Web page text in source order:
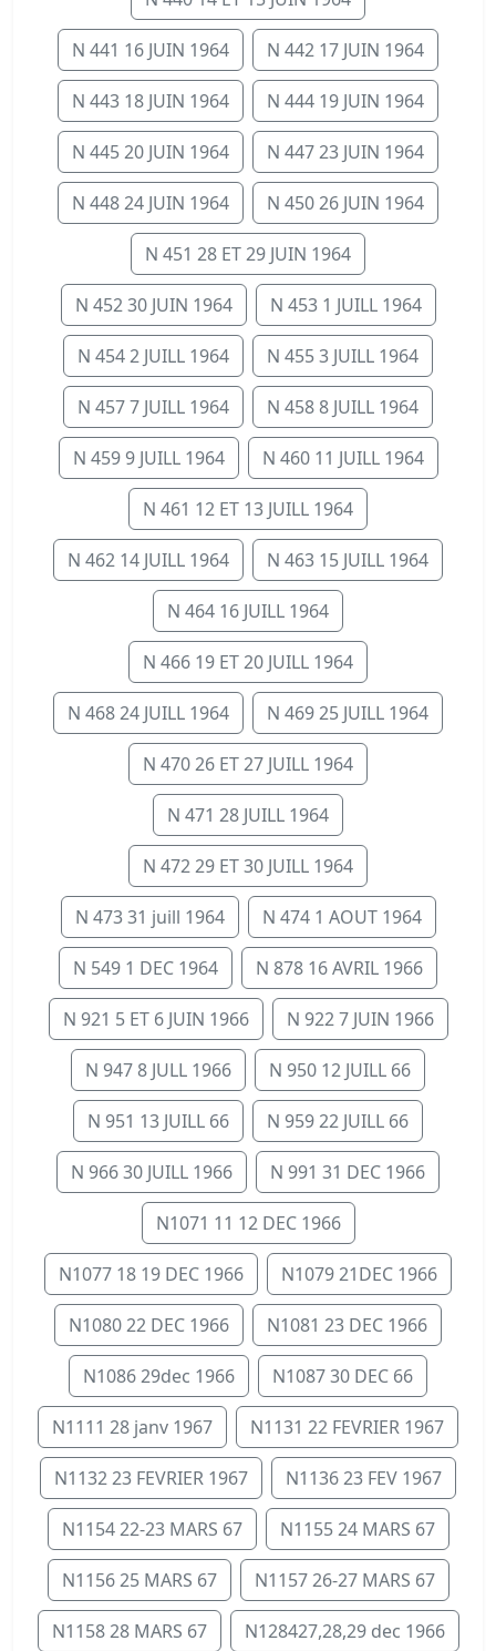
N 441 16 JUIN 1964 N 442 17 JUIN 1964
N 443 18 JUIN 1964 N 444 19 JUIN 1964
N 445 20 JUIN 1964 N 447 23 JUIN 1964
N 448 24 JUIN 1964 N 450 26 JUIN 1964
N 451 28 ET 29 JUIN 1964
N 452 30 JUIN 1964 N 453 1 JUILL 1964
N 454 2 JUILL 1964 N 455 3 JUILL 1964
N 457 7 JUILL 1964 N 458 8 JUILL 1964
N 459 9 JUILL 1964 N 460 11 JUILL 1964
N 461 12 ET 13 JUILL 1964
N 462 14 JUILL 1964 N 463 15 JUILL 1964
N 464 16 JUILL 1964
N 466 19 ET 20 JUILL 1964
N 468 24 JUILL 1964 N 469 25 JUILL 1964
N 470 26 ET 27 JUILL 1964
N 471 28 JUILL 1964
N 472 29 ET 30 JUILL 1964
N 473 31 juill 1964 N 474 1 AOUT 1964
N 549 1 DEC 1964 N 878 16 AVRIL 1966
N 921 5 ET 6 JUIN 1966 N 922 7 JUIN 1966
N 947 8 JULL 1966 N 950 12 JUILL 66
N 951 13 JUILL 66 N 959 22 JUILL 66
N 966 30 JUILL 1966 N 991 31 DEC 1966
N1071 11 12 DEC 1966
N1077 18 19 DEC 1966 N1079 21DEC 1966
N1080 22 DEC 1966 N1081 23 DEC 1966
N1086 29dec 1966 N1087 30 DEC 66
N1111 28 janv 1967 N1131 22 FEVRIER 1967
N1132 23 FEVRIER 1967 N1136 23 FEV 1967
N1154 22-23 MARS 67 N1155 24 MARS 67
N1156 25 MARS 67 N1157 26-27 MARS 67
N1158 28 MARS 67 N128427,28,29 dec 1966